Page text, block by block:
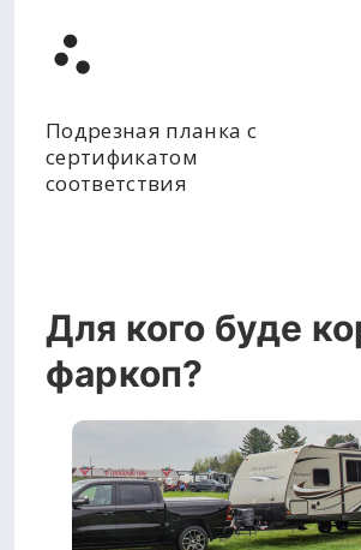
Подрезная планка с
сертификатом
соответствия
Для кого буде
фаркоп?